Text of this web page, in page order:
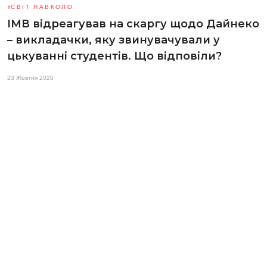
СВІТ НАВКОЛО
ІМВ відреагував на скаргу щодо Дайнеко
– викладачки, яку звинувачували у
цькуванні студентів. Що відповіли?
23 Жовтня 2020